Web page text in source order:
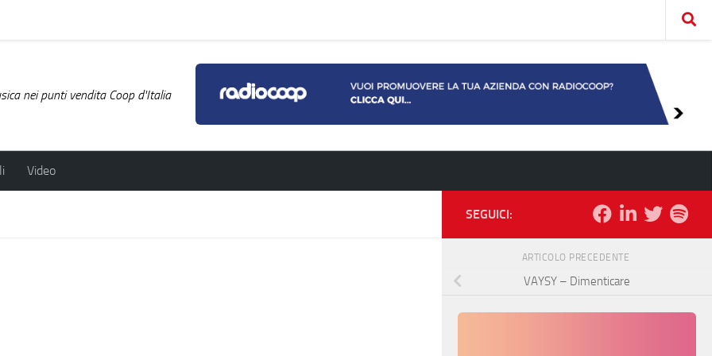
nei punti vendita Coop d'Italia
Video
SEGUICI:
ARTICOLO PRECEDENTE
VAYSY – Dimenticare